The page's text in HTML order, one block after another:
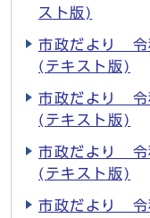
スト版)
市政だより
(テキスト版)
市政だより
(テキスト版)
市政だより
(テキスト版)
市政だより